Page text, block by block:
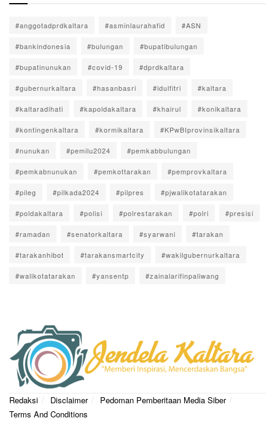
#anggotadprdkaltara #asminlaurahafid #ASN
#bankindonesia #bulungan #bupatibulungan
#bupatinunukan #covid-19 #dprdkaltara
#gubernurkaltara #hasanbasri #idulfitri #kaltara
#kaltaradihati #kapoldakaltara #khairul #konikaltara
#kontingenkaltara #kormikaltara #KPwBIprovinsikaltara
#nunukan #pemilu2024 #pemkabbulungan
#pemkabnunukan #pemkottarakan #pemprovkaltara
#pileg #pilkada2024 #pilpres #pjwalikotatarakan
#poldakaltara #polisi #polrestarakan #polri #presisi
#ramadan #senatorkaltara #syarwani #tarakan
#tarakanhibot #tarakansmartcity #wakilgubernurkaltara
#walikotatarakan #yansentp #zainalarifinpaliwang
Redaksi Disclaimer
Pedoman Pemberitaan Media Siber
Terms And Conditions